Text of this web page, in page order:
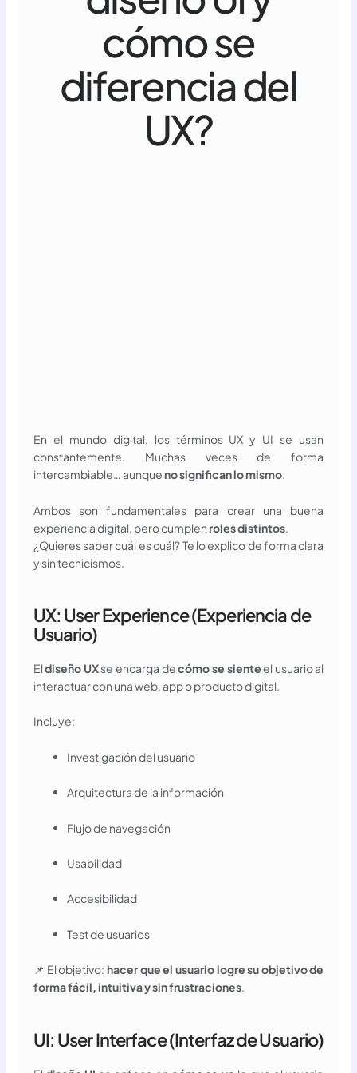
cómo se
diferencia del
UX?
En el mundo digital, los términos UX y UI se usan
constantemente. Muchas veces de forma
intercambiable… aunqueno significan lo mismo.
Ambos son fundamentales para crear una buena
experiencia digital, pero cumplenroles distintos.
¿Quieres saber cuál es cuál? Te lo explico de forma clara
y sin tecnicismos.
UX: User Experience (Experiencia de
Usuario)
Eldiseño UXse encarga decómo se sienteel usuario al
interactuar con una web, app o producto digital.
Incluye:
Investigación del usuario
Arquitectura de la información
Flujo de navegación
Usabilidad
Accesibilidad
Test de usuarios
📌 El objetivo:hacer que el usuario logre su objetivo de
forma fácil, intuitiva y sin frustraciones.
UI: User Interface (Interfaz de Usuario)